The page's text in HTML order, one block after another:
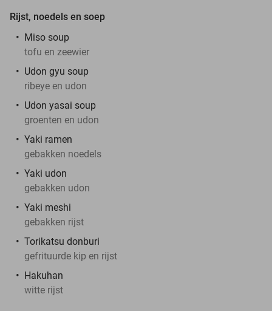
Rijst, noedels en soep
Miso soup
tofu en zeewier
Udon gyu soup
ribeye en udon
Udon yasai soup
groenten en udon
Yaki ramen
gebakken noedels
Yaki udon
gebakken udon
Yaki meshi
gebakken rijst
Torikatsu donburi
gefrituurde kip en rijst
Hakuhan
witte rijst